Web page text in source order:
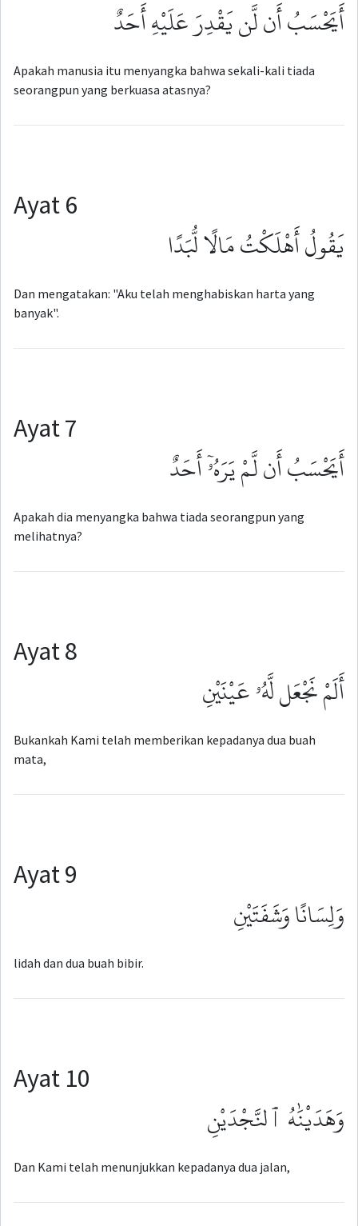
أَيَحْسَبُ أَن لَّن يَقْدِرَ عَلَيْهِ أَحَدٌ
Apakah manusia itu menyangka bahwa sekali-kali tiada
seorangpun yang berkuasa atasnya?
Ayat 6
يَقُولُ أَهْلَكْتُ مَالًا لُّبَدًا
Dan mengatakan: "Aku telah menghabiskan harta yang
banyak".
Ayat 7
أَيَحْسَبُ أَن لَّمْ يَرَهُۥٓ أَحَدٌ
Apakah dia menyangka bahwa tiada seorangpun yang
melihatnya?
Ayat 8
أَلَمْ نَجْعَل لَّهُۥ عَيْنَيْنِ
Bukankah Kami telah memberikan kepadanya dua buah
mata,
Ayat 9
وَلِسَانًا وَشَفَتَيْنِ
lidah dan dua buah bibir.
Ayat 10
وَهَدَيْنَٰهُ ٱلنَّجْدَيْنِ
Dan Kami telah menunjukkan kepadanya dua jalan,